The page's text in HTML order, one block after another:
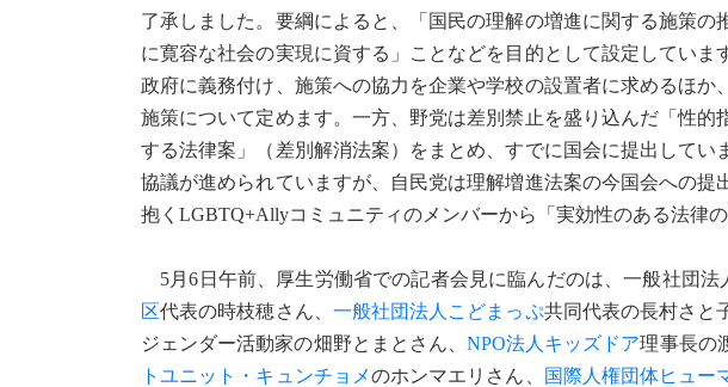
了承しました。要綱によると、「国民の理解の増進に関する施策
に寛容な社会の実現に資する」ことなどを目的として設定してい
政府に義務付け、施策への協力を企業や学校の設置者に求めるほ
施策について定めます。一方、野党は差別禁止を盛り込んだ「性
する法律案」（差別解消法案）をまとめ、すでに国会に提出して
協議が進められていますが、自民党は理解増進法案の今国会への
抱くLGBTQ+Allyコミュニティのメンバーから「実効性のある法律
5月6日午前、厚生労働省での記者会見に臨んだのは、一般社団法
区代表の時枝穂さん、 一般社団法人こどまっぷ共同代表の長村さと
ジェンダー活動家の畑野とまとさん、 NPO法人キッズドア理事長の
トユニット・キュンチョメのホンマエリさん、 国際人権団体ヒュー